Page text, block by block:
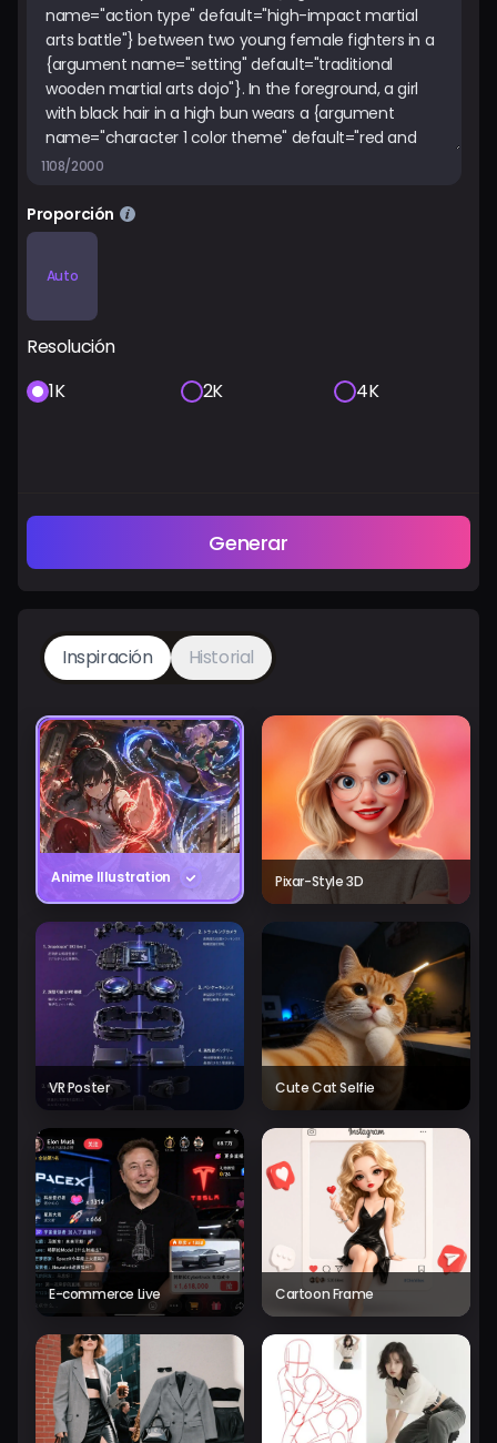
1108/2000
Proporción
Auto
Resolución
1K
2K 4K
Generar
Inspiración Historial
Anime Illustration Pixar-Style 3D
VR Poster Cute Cat Selfie
E-commerce Live Cartoon Frame